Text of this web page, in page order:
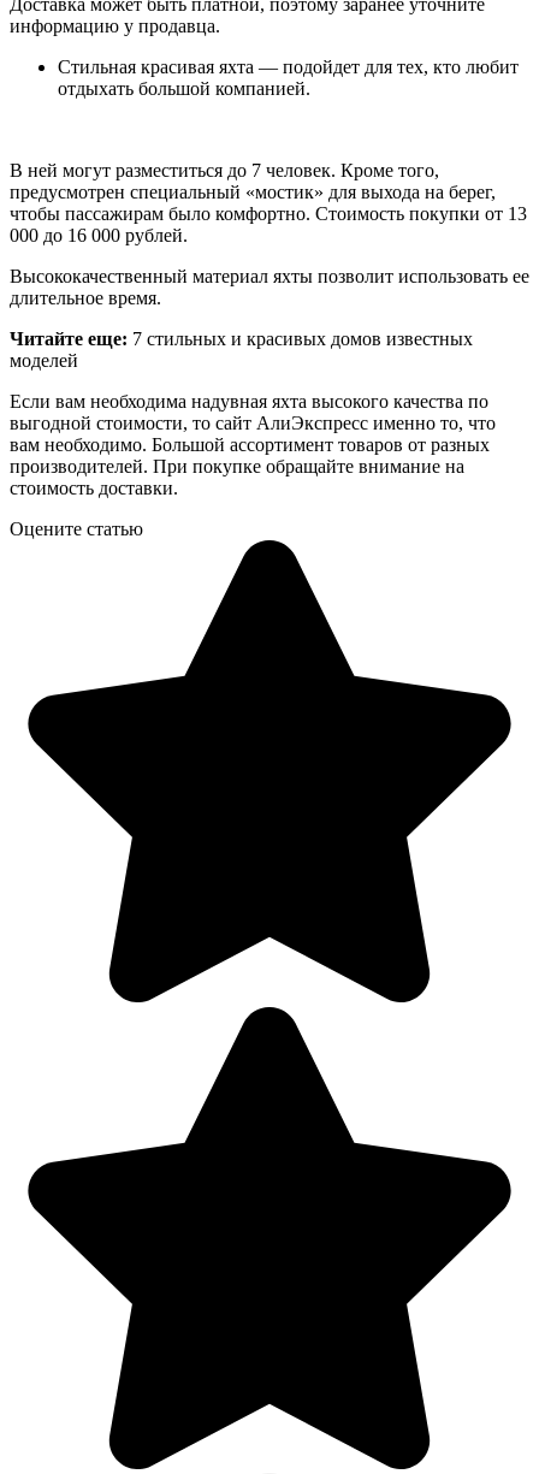
информацию у продавца.
Стильная красивая яхта — подойдет для тех, кто любит
отдыхать большой компанией.
В ней могут разместиться до 7 человек. Кроме того,
предусмотрен специальный «мостик» для выхода на берег,
чтобы пассажирам было комфортно. Стоимость покупки от 13
000 до 16 000 рублей.
Высококачественный материал яхты позволит использовать ее
длительное время.
Читайте еще: 7 стильных и красивых домов известных
моделей
Если вам необходима надувная яхта высокого качества по
выгодной стоимости, то сайт АлиЭкспресс именно то, что
вам необходимо. Большой ассортимент товаров от разных
производителей. При покупке обращайте внимание на
стоимость доставки.
Оцените статью